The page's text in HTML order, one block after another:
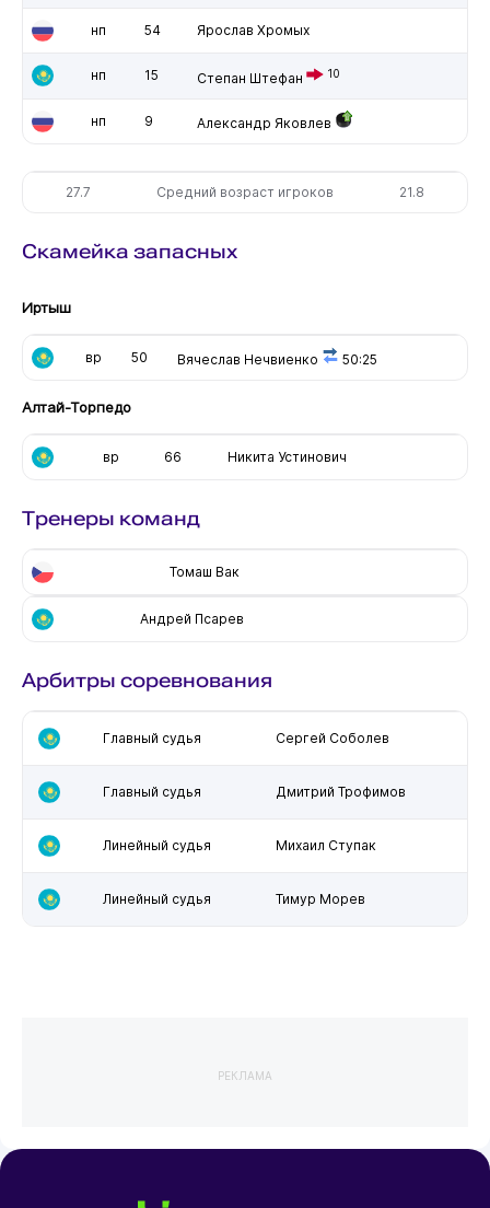
нп 54 Ярослав Хромых
нп 15 Степан Штефан 10
нп 9 Александр Яковлев
27.7 Средний возраст игроков 21.8
Скамейка запасных
Иртыш
вр 50 Вячеслав Нечвиенко 50:25
Алтай-Торпедо
вр 66 Никита Устинович
Тренеры команд
Томаш Вак
Андрей Псарев
Арбитры соревнования
Главный судья Сергей Соболев
Главный судья Дмитрий Трофимов
Линейный судья Михаил Ступак
Линейный судья Тимур Морев
РЕКЛАМА